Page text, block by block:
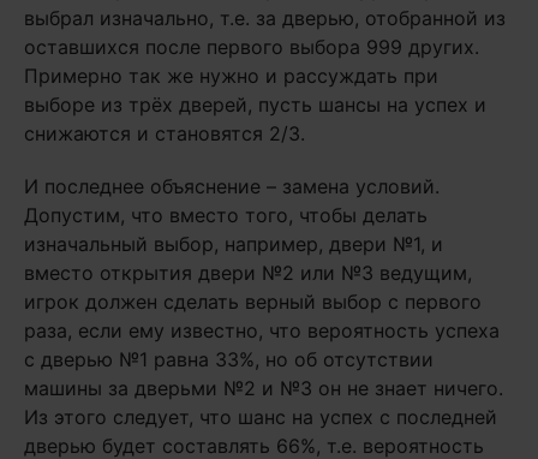
выбрал изначально, т.е. за дверью, отобранной из
оставшихся после первого выбора 999 других.
Примерно так же нужно и рассуждать при
выборе из трёх дверей, пусть шансы на успех и
снижаются и становятся 2/3.
И последнее объяснение – замена условий.
Допустим, что вместо того, чтобы делать
изначальный выбор, например, двери №1, и
вместо открытия двери №2 или №3 ведущим,
игрок должен сделать верный выбор с первого
раза, если ему известно, что вероятность успеха
с дверью №1 равна 33%, но об отсутствии
машины за дверьми №2 и №3 он не знает ничего.
Из этого следует, что шанс на успех с последней
дверью будет составлять 66%, т.е. вероятность